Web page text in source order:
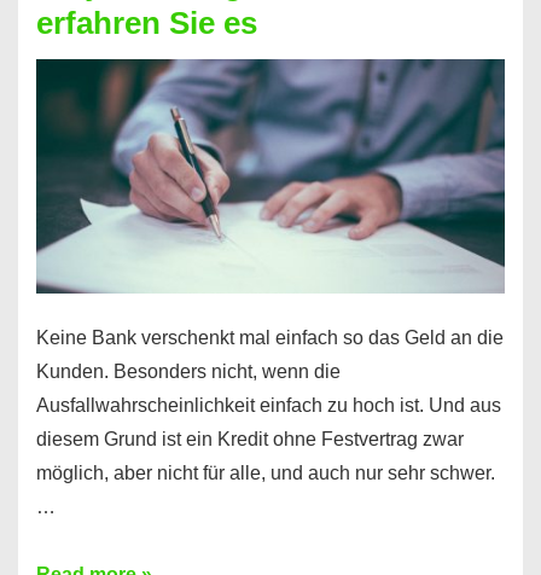
nicht
nur
für
Handy
möglich!
erfahren Sie es
Keine Bank verschenkt mal einfach so das Geld an die
Kunden. Besonders nicht, wenn die
Ausfallwahrscheinlichkeit einfach zu hoch ist. Und aus
diesem Grund ist ein Kredit ohne Festvertrag zwar
möglich, aber nicht für alle, und auch nur sehr schwer.
…